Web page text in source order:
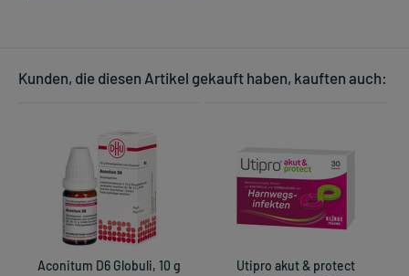
Kunden, die diesen Artikel gekauft haben, kauften auch:
Aconitum D6 Globuli, 10 g
Utipro akut & protect